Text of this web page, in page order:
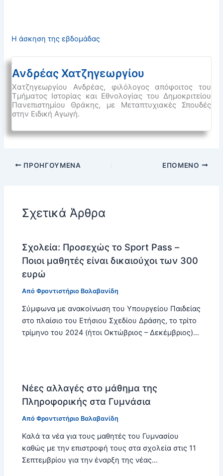
Η άσκηση της εβδομάδας
Ανδρέας Χατζηγεωργίου
Χατζηγεωργίου Ανδρέας, φιλόλογος απόφοιτος του
Τμήματος Ιστορίας και Εθνολογίας του Δημοκριτείου
Πανεπιστημίου Θράκης, με Μεταπτυχιακές Σπουδές
στην Ειδική Αγωγή.
ΠΡΟΗΓΟΎΜΕΝΑ ΕΠΌΜΕΝΟ
Σχετικά Άρθρα
Σχολεία: Προσεχώς το Sport Pass –
Ποιοι μαθητές είναι δικαιούχοι των 300
ευρώ
ΑπόΦροντιστήριο Βαλαβανίδη
Σύμφωνα με ανακοίνωση του Υπουργείου Παιδείας
στο πλαίσιο του Ετήσιου Σχεδίου Δράσης, το τρίτο
τρίμηνο του 2024 (ήτοι Οκτώβριος – Δεκέμβριος)…
Νέες αλλαγές στο μάθημα της
Πληροφορικής στα Γυμνάσια
ΑπόΦροντιστήριο Βαλαβανίδη
Καλά τα νέα για τους μαθητές του Γυμνασίου
καθώς με την επιστροφή τους στα σχολεία στις 11
Σεπτεμβρίου για την έναρξη της νέας…